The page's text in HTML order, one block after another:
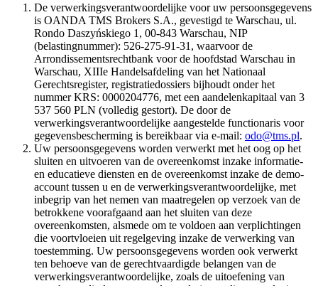
De verwerkingsverantwoordelijke voor uw persoonsgegevens
is OANDA TMS Brokers S.A., gevestigd te Warschau, ul.
Rondo Daszyńskiego 1, 00-843 Warschau, NIP
(belastingnummer): 526-275-91-31, waarvoor de
Arrondissementsrechtbank voor de hoofdstad Warschau in
Warschau, XIIIe Handelsafdeling van het Nationaal
Gerechtsregister, registratiedossiers bijhoudt onder het
nummer KRS: 0000204776, met een aandelenkapitaal van 3
537 560 PLN (volledig gestort). De door de
verwerkingsverantwoordelijke aangestelde functionaris voor
gegevensbescherming is bereikbaar via e-mail: odo@tms.pl.
Uw persoonsgegevens worden verwerkt met het oog op het
sluiten en uitvoeren van de overeenkomst inzake informatie-
en educatieve diensten en de overeenkomst inzake de demo-
account tussen u en de verwerkingsverantwoordelijke, met
inbegrip van het nemen van maatregelen op verzoek van de
betrokkene voorafgaand aan het sluiten van deze
overeenkomsten, alsmede om te voldoen aan verplichtingen
die voortvloeien uit regelgeving inzake de verwerking van
toestemming. Uw persoonsgegevens worden ook verwerkt
ten behoeve van de gerechtvaardigde belangen van de
verwerkingsverantwoordelijke, zoals de uitoefening van